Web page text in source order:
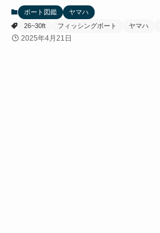
ボート図鑑
ヤマハ
26~30ft
フィッシングボート ヤマハ
2025年4月21日